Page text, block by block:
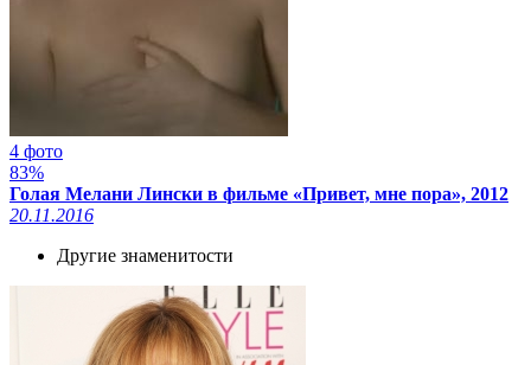
4 фото
83%
Голая Мелани Лински в фильме «Привет, мне пора», 2012
20.11.2016
Другие знаменитости